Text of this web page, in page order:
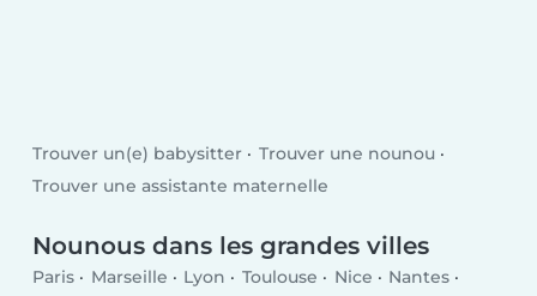
Trouver un(e) babysitter
Trouver une nounou
Trouver une assistante maternelle
Nounous dans les grandes villes
Paris Marseille Lyon Toulouse Nice
Nantes